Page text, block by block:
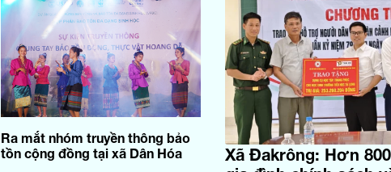
Ra mắt nhóm truyền thông bảo
tồn cộng đồng tại xã Dân Hóa
Xã Đakrông: Hơn